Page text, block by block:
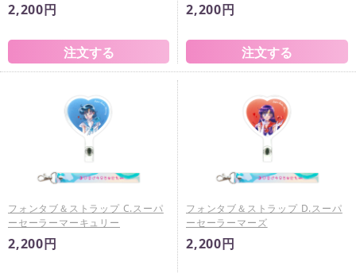
2,200円 2,200円
フォンタブ＆ストラップ C.スーパ
ーセーラーマーキュリー
2,200円
フォンタブ＆ストラップ D.スーパ
ーセーラーマーズ
2,200円